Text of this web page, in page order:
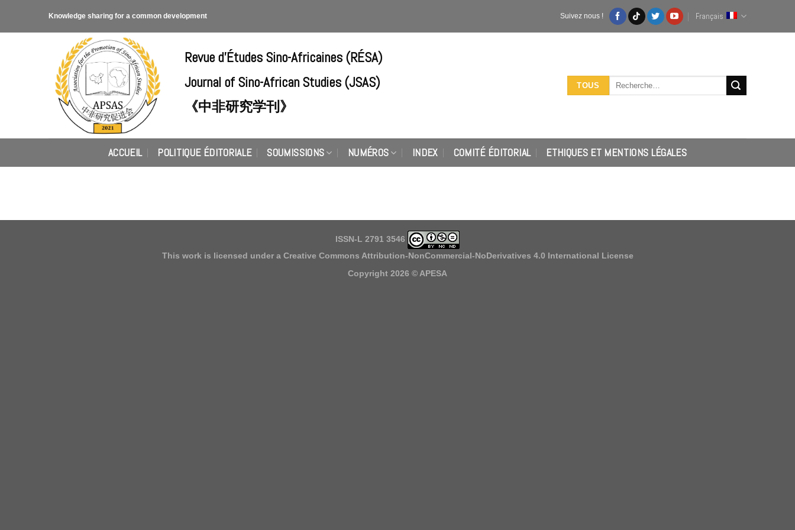
Knowledge sharing for a common development Suivez nous ! Français
Revue d'Études Sino-Africaines (RÉSA)
Journal of Sino-African Studies (JSAS)
《中非研究学刊》
TOUS
Recherche
ACCUEIL POLITIQUE ÉDITORIALE SOUMISSIONS NUMÉROS INDEX COMITÉ ÉDITORIAL ETHIQUES ET MENTIONS LÉGALES
ISSN-L 2791 3546
This work is licensed under a Creative Commons Attribution-NonCommercial-NoDerivatives 4.0 International License
Copyright 2026 © APESA